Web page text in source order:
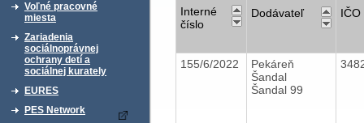
Voľné pracovné
miesta
Zariadenia
sociálnoprávnej
ochrany detí a
sociálnej kurately
EURES
PES Network
Interné
číslo
Dodávateľ IČO
155/6/2022
Pekáreň
Šandal
Šandal 99